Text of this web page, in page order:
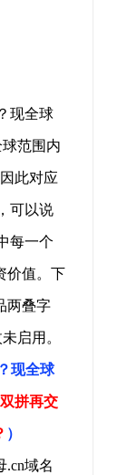
现全球
范围内
此对应
可以说
每一个
价值。下
两叠字
启用。
现全球
拼再交
）
.cn域名